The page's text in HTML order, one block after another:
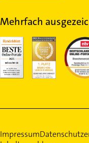
Mehrfach
Impressum